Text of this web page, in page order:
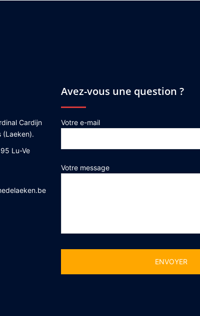
Cardijn
(Laeken).
Lu-Ve
Avez-vous une question ?
Votre e-mail
Votre message